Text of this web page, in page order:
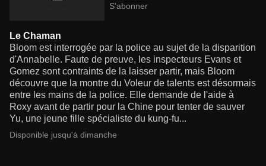
S'abonner
Le Chaman
Bloom est interrogée par la police au sujet de la disparition
d'Annabelle. Faute de preuve, les inspecteurs Evans et
Gomez sont contraints de la laisser partir, mais Bloom
découvre que la montre du Voleur de talents est désormais
entre les mains de la police. Elle demande de l'aide à
Roxy avant de partir pour la Chine pour tenter de sauver
Yu, une jeune fille spécialiste du kung-fu...
Disponible jusqu'à dimanche